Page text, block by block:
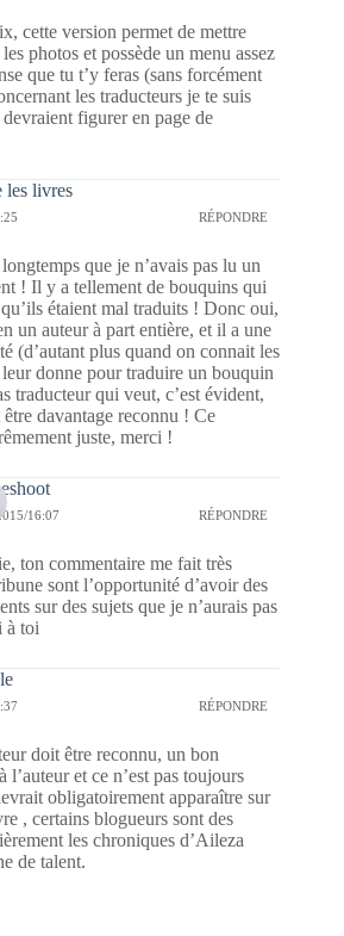
cette version permet de mettre
photos et possède un menu assez
que tu t’y feras (sans forcément
les traducteurs je te suis
figurer en page de
les livres
RÉPONDRE
que je n’avais pas lu un
! Il y a tellement de bouquins qui
étaient mal traduits ! Donc oui,
un auteur à part entière, et il a une
(d’autant plus quand on connait les
leur donne pour traduire un bouquin
traducteur qui veut, c’est évident,
davantage reconnu ! Ce
juste, merci !
16:07 RÉPONDRE
ton commentaire me fait très
sont l’opportunité d’avoir des
sur des sujets que je n’aurais pas
à toi
RÉPONDRE
doit être reconnu, un bon
l’auteur et ce n’est pas toujours
obligatoirement apparaître sur
, certains blogueurs sont des
les chroniques d’Aileza
de talent.